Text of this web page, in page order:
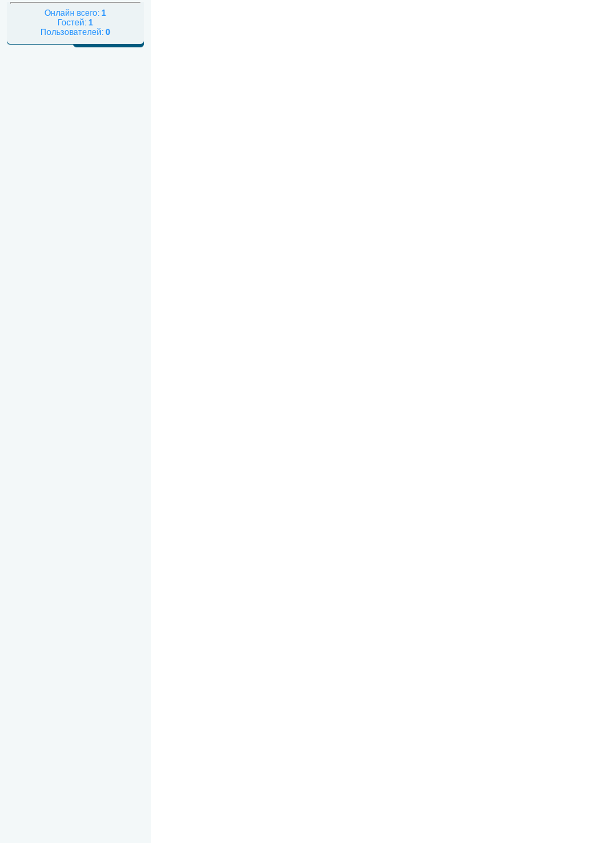
Онлайн всего: 1
Гостей: 1
Пользователей: 0